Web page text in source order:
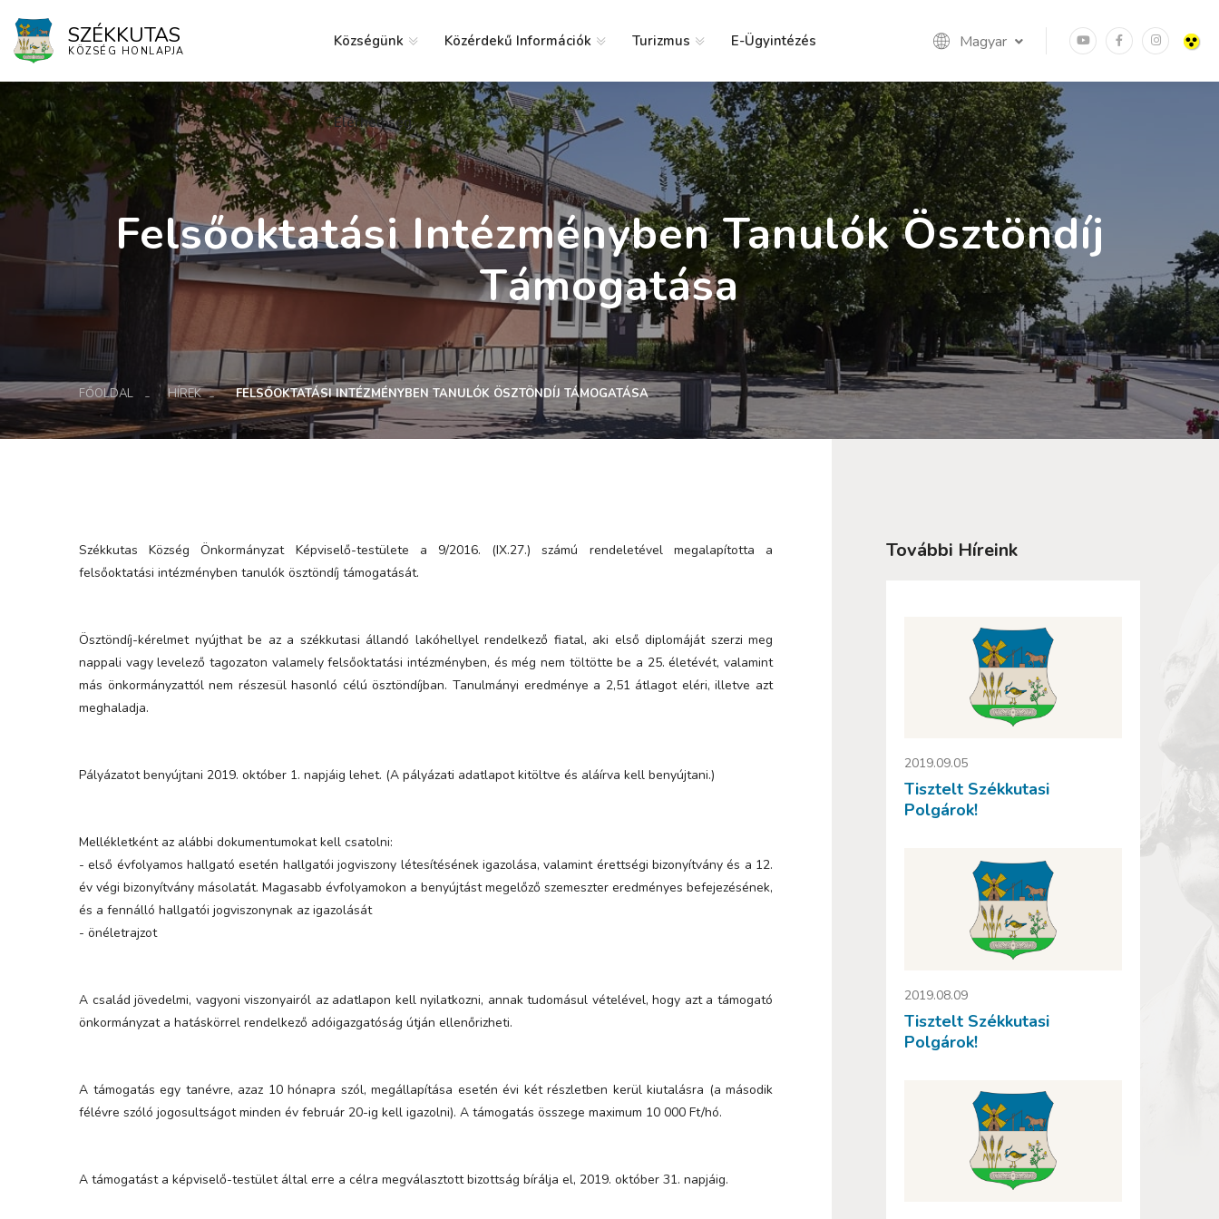
SZÉKKUTAS
KÖZSÉG HONLAPJA Magyar
Községünk Közérdekű Információk Turizmus E-Ügyintézés
Elérhetőség
Felsőoktatási Intézményben Tanulók Ösztöndíj
Támogatása
FŐOLDAL HÍREK FELSŐOKTATÁSI INTÉZMÉNYBEN TANULÓK ÖSZTÖNDÍJ TÁMOGATÁSA
Székkutas Község Önkormányzat Képviselő-testülete a 9/2016. (IX.27.) számú rendeletével megalapította a
felsőoktatási intézményben tanulók ösztöndíj támogatását.
Ösztöndíj-kérelmet nyújthat be az a székkutasi állandó lakóhellyel rendelkező fiatal, aki első diplomáját szerzi meg
nappali vagy levelező tagozaton valamely felsőoktatási intézményben, és még nem töltötte be a 25. életévét, valamint
más önkormányzattól nem részesül hasonló célú ösztöndíjban. Tanulmányi eredménye a 2,51 átlagot eléri, illetve azt
meghaladja.
Pályázatot benyújtani 2019. október 1. napjáig lehet. (A pályázati adatlapot kitöltve és aláírva kell benyújtani.)
Mellékletként az alábbi dokumentumokat kell csatolni:
- első évfolyamos hallgató esetén hallgatói jogviszony létesítésének igazolása, valamint érettségi bizonyítvány és a 12.
év végi bizonyítvány másolatát. Magasabb évfolyamokon a benyújtást megelőző szemeszter eredményes befejezésének,
és a fennálló hallgatói jogviszonynak az igazolását
- önéletrajzot
A család jövedelmi, vagyoni viszonyairól az adatlapon kell nyilatkozni, annak tudomásul vételével, hogy azt a támogató
önkormányzat a hatáskörrel rendelkező adóigazgatóság útján ellenőrizheti.
A támogatás egy tanévre, azaz 10 hónapra szól, megállapítása esetén évi két részletben kerül kiutalásra (a második
félévre szóló jogosultságot minden év február 20-ig kell igazolni). A támogatás összege maximum 10 000 Ft/hó.
A támogatást a képviselő-testület által erre a célra megválasztott bizottság bírálja el, 2019. október 31. napjáig.
További Híreink
2019.09.05
Tisztelt Székkutasi
Polgárok!
2019.08.09
Tisztelt Székkutasi
Polgárok!